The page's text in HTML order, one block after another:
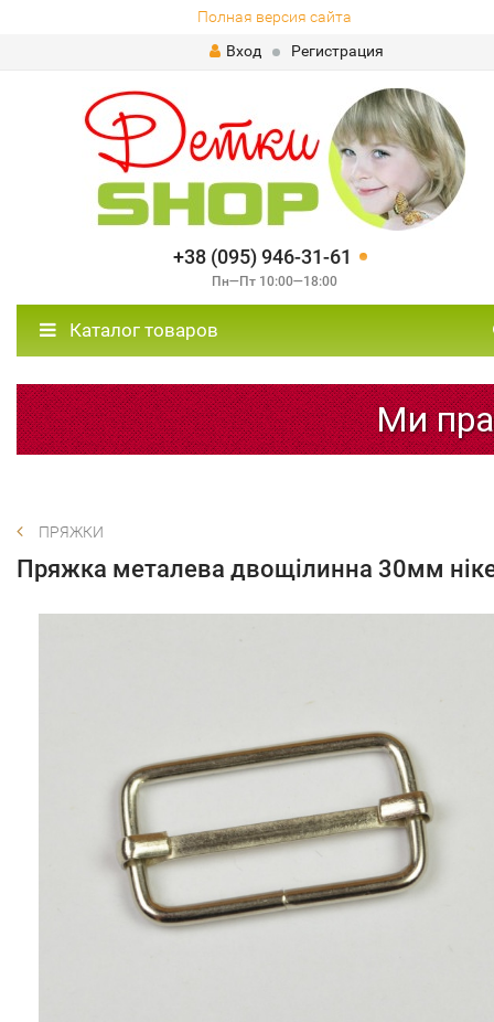
Полная версия сайта
Вход
Регистрация
+38 (095) 946-31-61
Пн—Пт 10:00—18:00
Каталог товаров
Ми
ПРЯЖКИ
Пряжка металева двощілинна 30мм